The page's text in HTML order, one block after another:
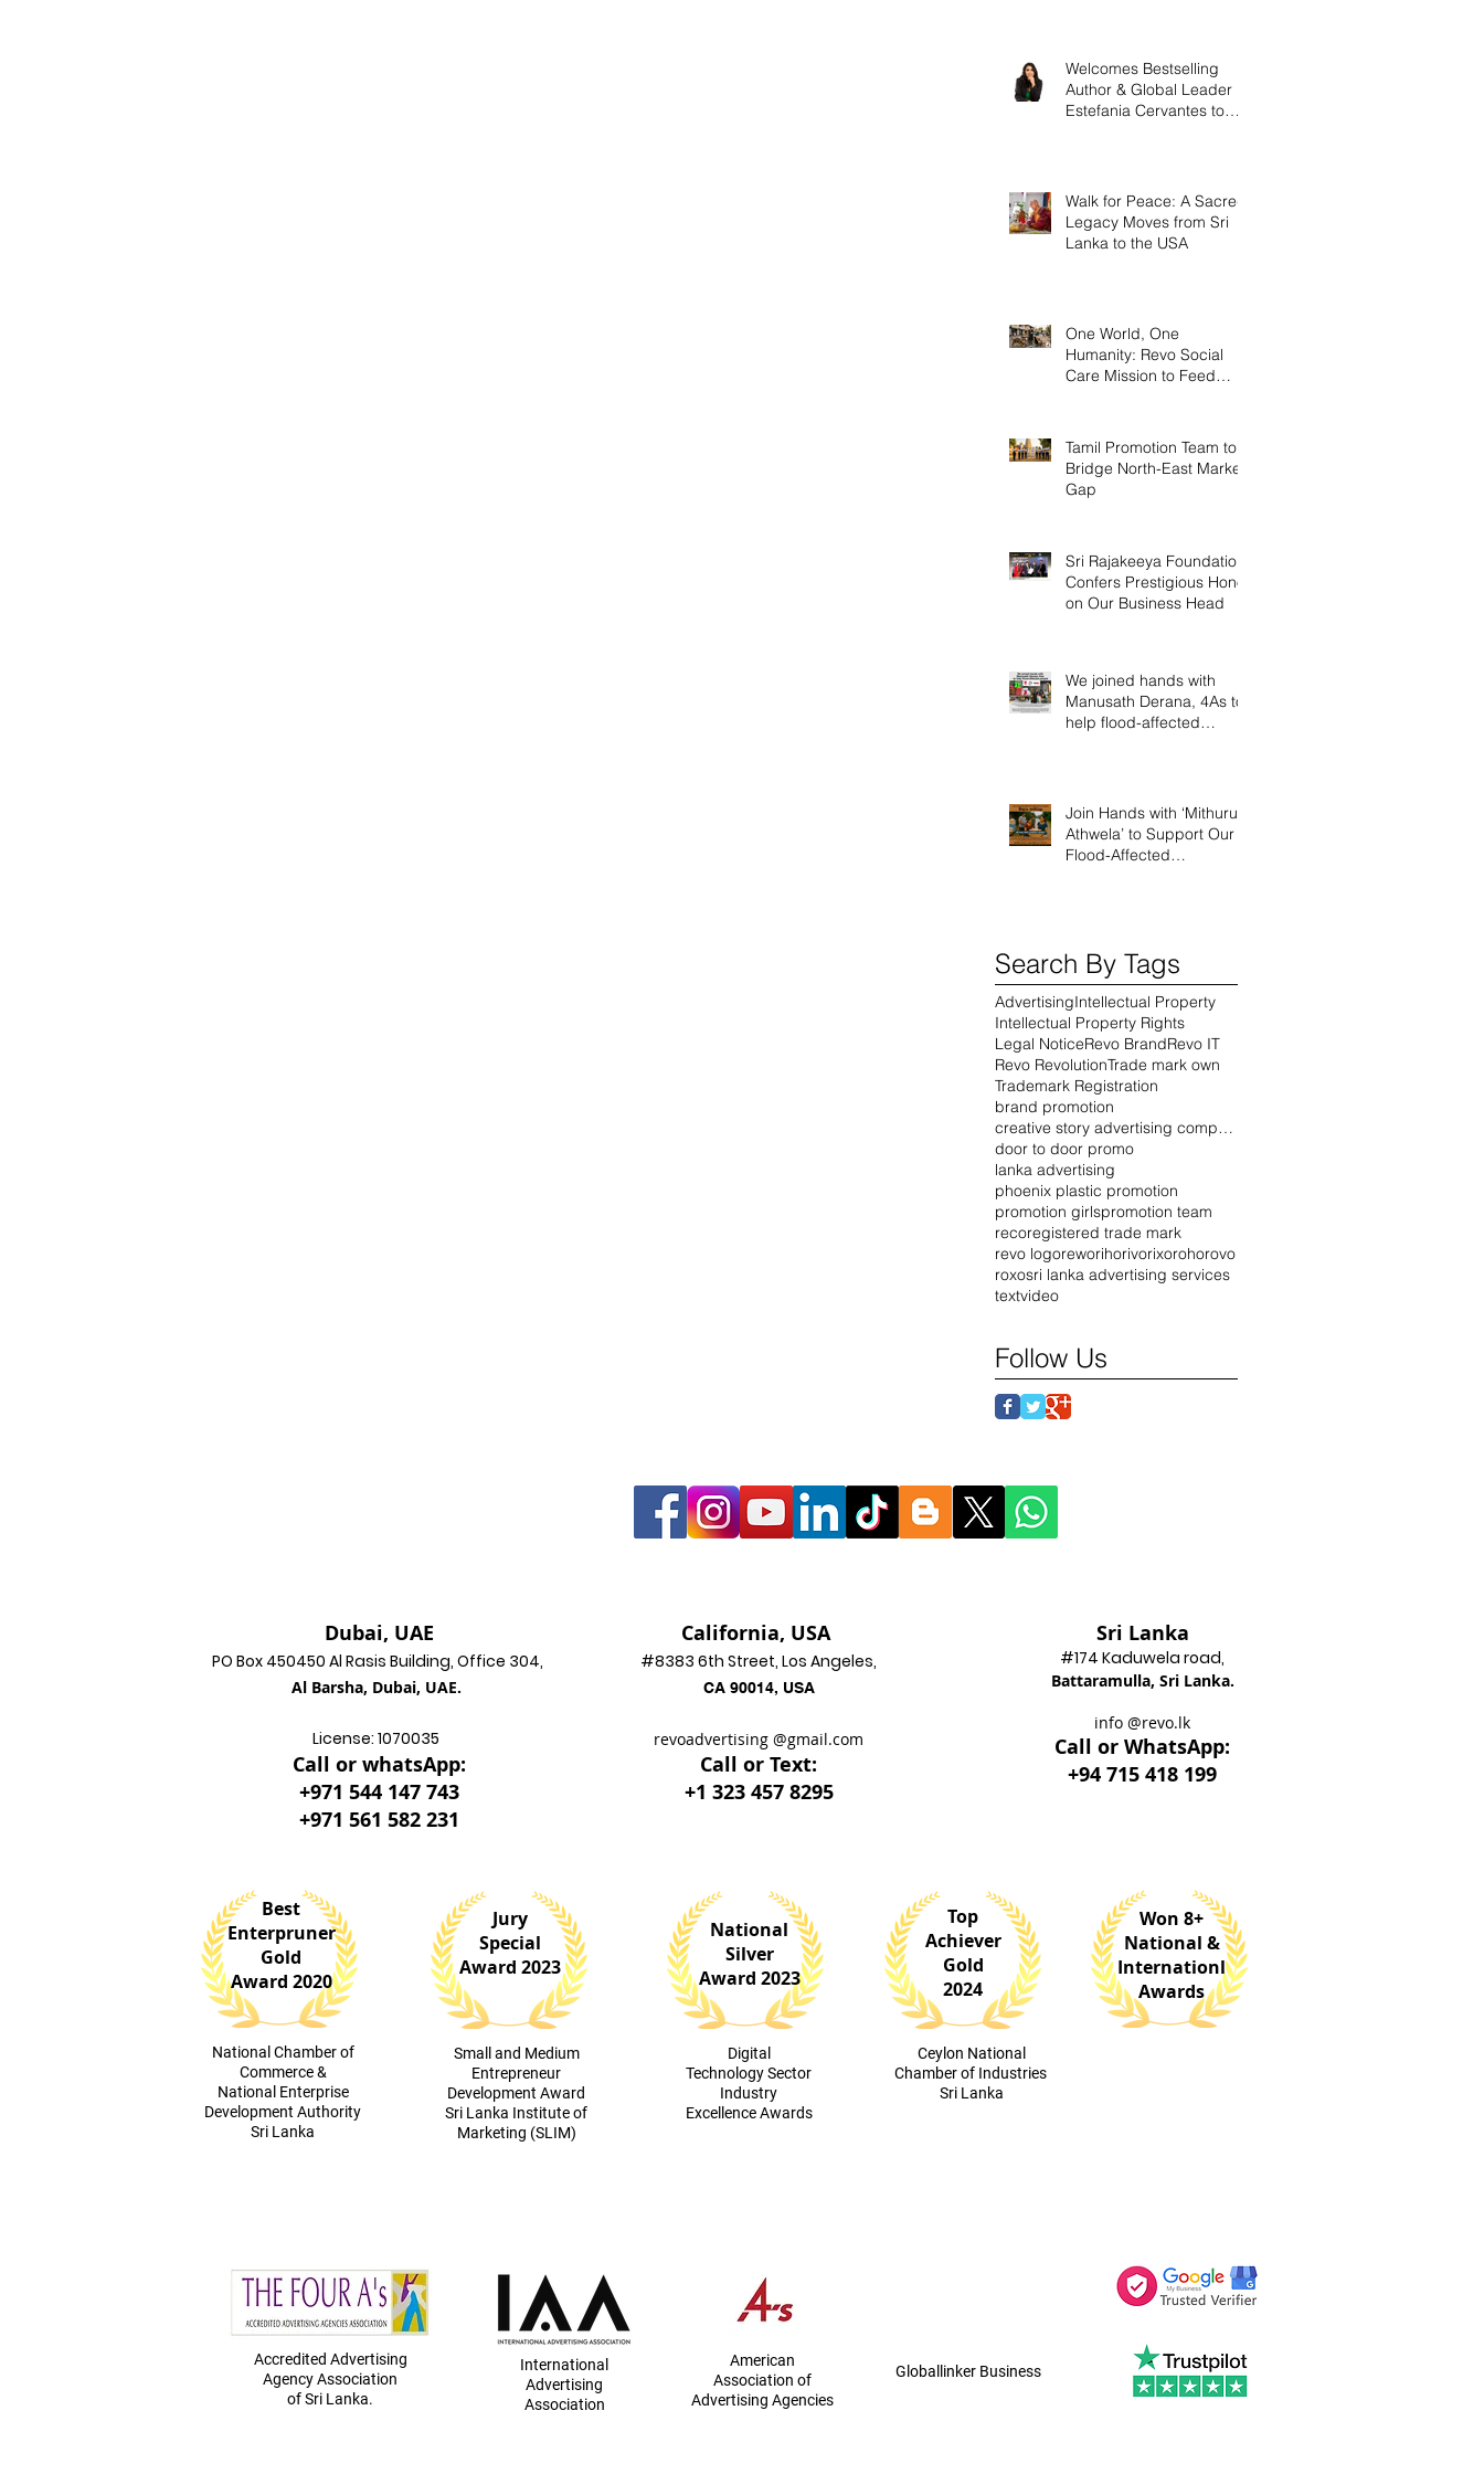
Welcomes Bestselling
Author & Global Leader
Estefania Cervantes to
Walk for Peace: A Sacred
Legacy Moves from Sri
Lanka to the USA
One World, One
Humanity: Revo Social
Care Mission to Feed
Tamil Promotion Team to
Bridge North-East Market
Gap
Sri Rajakeeya Foundation
Confers Prestigious Honor
on Our Business Head
We joined hands with
Manusath Derana, 4As to
help flood-affected
Join Hands with ‘Mithuru
Athwela’ to Support Our
Flood-Affected
Search By Tags
AdvertisingIntellectual Property
Intellectual Property Rights
Legal NoticeRevo BrandRevo IT
Revo RevolutionTrade mark own
Trademark Registration
brand promotion
creative story advertising company
door to door promo
lanka advertising
phoenix plastic promotion
promotion girlspromotion team
recoregistered trade mark
revo logoreworihorivorixorohorovo
roxosri lanka advertising services
textvideo
Follow Us
Dubai, UAE
PO Box 450450 Al Rasis Building, Office 304,
Al Barsha, Dubai, UAE.
License: 1070035
Call or whatsApp:
+971 544 147 743
+971 561 582 231
California, USA
#8383 6th Street, Los Angeles,
CA 90014, USA
revoadvertising @gmail.com
Call or Text:
+1 323 457 8295
Sri Lanka
#174 Kaduwela road,
Battaramulla, Sri Lanka.
info @revo.lk
Call or WhatsApp:
+94 715 418 199
Best
Enterpruner
Gold
Award 2020
​National Chamber of
Commerce &
National Enterprise
Development Authority
Sri Lanka
Jury
Special
Award 2023
​Small and Medium
Entrepreneur
Development Award
Sri Lanka Institute of
Marketing (SLIM)
National
Silver
Award 2023
Digital
Technology Sector
Industry
Excellence Awards
Top
Achiever
Gold
2024
Won 8+
National &
Internationl
Awards
​Ceylon National
Chamber of Industries
Sri Lanka
Accredited Advertising
AgencyAssociation
of Sri Lanka.
International
Advertising
Association
American
Association of
Advertising Agencies
Globallinker Business